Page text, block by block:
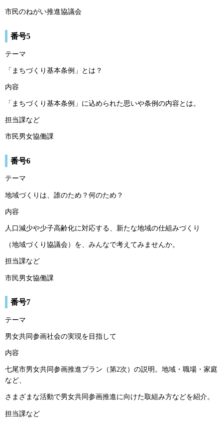
市民のねがい推進協議会
番号5
テーマ
「まちづくり基本条例」とは？
内容
「まちづくり基本条例」に込められた思いや条例の内容とは。
担当課など
市民男女協働課
番号6
テーマ
地域づくりは、誰のため？何のため？
内容
人口減少や少子高齢化に対応する、新たな地域の仕組みづくり
（地域づくり協議会）を、みんなで考えてみませんか。
担当課など
市民男女協働課
番号7
テーマ
男女共同参画社会の実現を目指して
内容
七尾市男女共同参画推進プラン（第2次）の説明。地域・職場・家庭
など、
さまざまな活動で男女共同参画推進に向けた取組み方などを紹介。
担当課など